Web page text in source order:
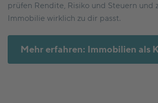
prüfen Rendite, Risiko und Steuern und
Immobilie wirklich zu dir passt.
Mehr erfahren: Immobilien als